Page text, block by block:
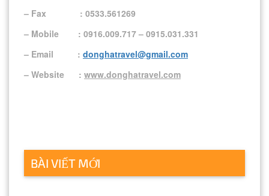
– Fax : 0533.561269
– Mobile : 0916.009.717 – 0915.031.331
– Email : donghatravel@gmail.com
– Website : www.donghatravel.com
BÀI VIẾT MỚI